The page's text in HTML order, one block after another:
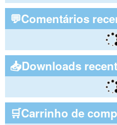
💬Comentários
📥Downloads
🛒Carrinho de